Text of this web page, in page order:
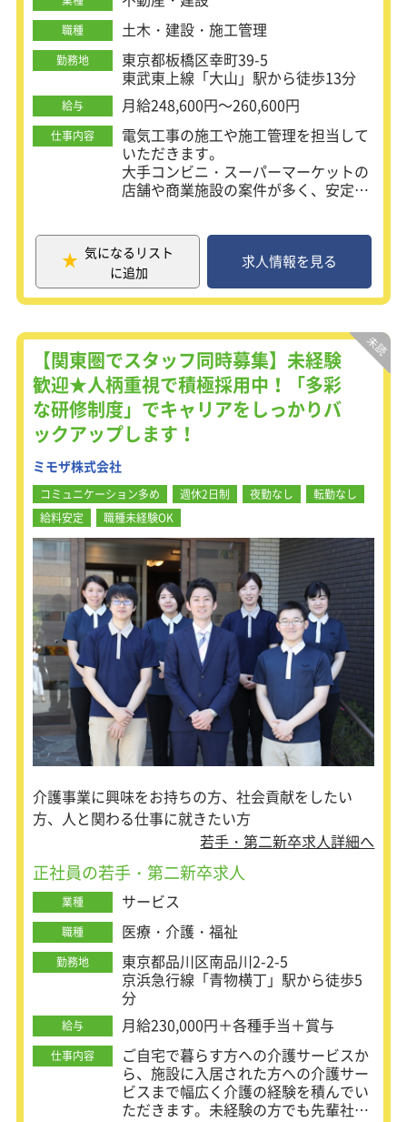
職種 土木・建設・施工管理
勤務地
東京都板橋区幸町39-5
東武東上線「大山」駅から徒歩13分
給与 月給248,600円～260,600円
仕事内容
電気工事の施工や施工管理を担当して
いただきます。
大手コンビニ・スーパーマーケットの
店舗や商業施設の案件が多く、安定的
みです。（現場までの移動が車の移動
のため必須）
未経験でも研修制度が整っている為、
専門スキルが身につきます。
【仕事内容】
施工：施工図面をもとに自分たちの手
で電気工事を行います。
施工管理：工事スケジュールや現場の
状況確認、関係業者に連携・調整（職
人さんへの作業の指示出しなど）を行
います。
研修制度が充実しており、社員の8割
は未経験での入社です。入社後2ヵ月
ほどジョブローテーションを行い、営
業・工事・設計・購買の部署をまわり
工事全体の流れを学んで頂いてから工
事部に配属となります。技術面に関し
ては、資格取得のための講習会もあ
り、合格までフォローしますのでご安
心ください◎
また、会社の近くに研修センターもあ
り、現場に行く前に工事の雰囲気や内
容を知ることができます！
気になるリスト
に追加
求人情報を見る
【関東圏でスタッフ同時募集】未経験
歓迎★人柄重視で積極採用中！「多彩
な研修制度」でキャリアをしっかりバ
ックアップします！
ミモザ株式会社
コミュニケーション多め 週休2日制 夜勤なし
転勤なし
給料安定
職種未経験OK
介護事業に興味をお持ちの方、社会貢献をしたい
方、人と関わる仕事に就きたい方
若手・第二新卒求人詳細へ
正社員の若手・第二新卒求人
業種 サービス
職種 医療・介護・福祉
勤務地
東京都品川区南品川2-2-5
京浜急行線「青物横丁」駅から徒歩5
分
給与 月給230,000円＋各種手当＋賞与
仕事内容
ご自宅で暮らす方への介護サービスか
ら、施設に入居された方への介護サー
ビスまで幅広く介護の経験を積んでい
ただきます。未経験の方でも先輩社員